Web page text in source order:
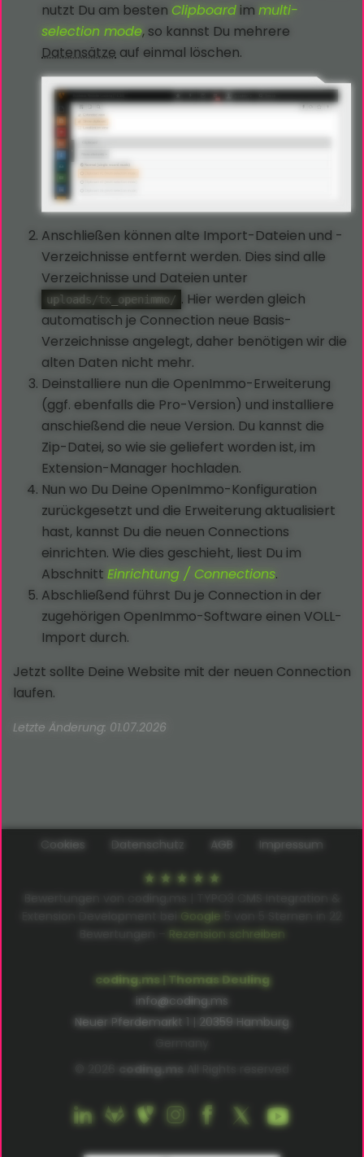
nutzt Du am besten Clipboard immulti-
selection mode, so kannst Du mehrere
Datensätzeauf einmal löschen.
Anschließen können alte Import-Dateien und -
Verzeichnisse entfernt werden. Dies sind alle
Verzeichnisse und Dateien unter
uploads/tx_openimmo/ . Hier werden gleich
automatisch je Connection neue Basis-
Verzeichnisse angelegt, daher benötigen wir die
alten Daten nicht mehr.
Deinstalliere nun die OpenImmo-Erweiterung
(ggf. ebenfalls die Pro-Version) und installiere
anschießend die neue Version. Du kannst die
Zip-Datei, so wie sie geliefert worden ist, im
Extension-Manager hochladen.
Nun wo Du Deine OpenImmo-Konfiguration
zurückgesetzt und die Erweiterung aktualisiert
hast, kannst Du die neuen Connections
einrichten. Wie dies geschieht, liest Du im
AbschnittEinrichtung / Connections.
Abschließend führst Du je Connection in der
zugehörigen OpenImmo-Software einen VOLL-
Import durch.
Jetzt sollte Deine Website mit der neuen Connection
laufen.
Letzte Änderung: 01.07.2026
coding.ms | Thomas Deuling
info@coding.ms
Neuer Pferdemarkt 1 | 20359 Hamburg
coding.ms All Rights reserved
Cookies Datenschutz AGB Impressum
Bewertungen von coding.ms | TYPO3 CMS Integration &
Extension Development bei Google
Bewertungen – Rezension schreiben